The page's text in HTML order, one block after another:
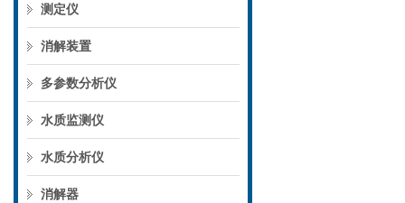
测定仪
消解装置
多参数分析仪
水质监测仪
水质分析仪
消解器